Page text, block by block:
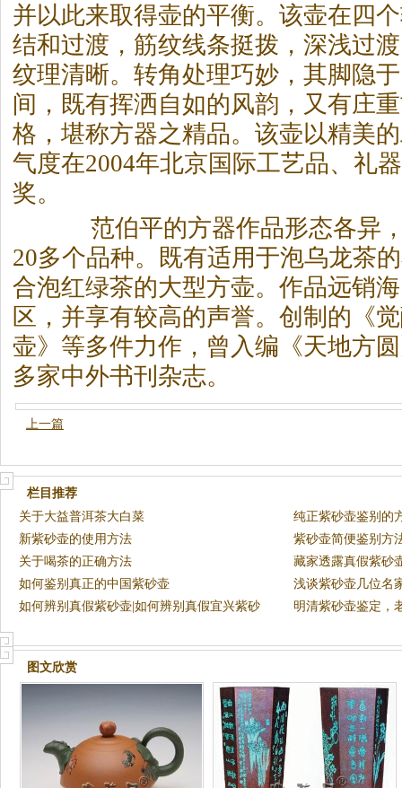
并以此来取得壶的平衡。该壶在四
结和过渡，筋纹线条挺拨，深浅过
纹理清晰。转角处理巧妙，其脚隐
间，既有挥洒自如的风韵，又有庄
格，堪称方器之精品。该壶以精美
气度在2004年北京国际工艺品、礼
奖。
范伯平的方器作品形态各异，
20多个品种。既有适用于泡乌龙茶
合泡红绿茶的大型方壶。作品远销
区，并享有较高的声誉。创制的《
壶》等多件力作，曾入编《天地方
多家中外书刊杂志。
上一篇
栏目推荐
关于大益普洱茶大白菜
纯正紫砂壶鉴别的
新紫砂壶的使用方法
紫砂壶简便鉴别方
关于喝茶的正确方法
藏家透露真假紫砂
如何鉴别真正的中国紫砂壶
浅谈紫砂壶几位名
如何辨别真假紫砂壶|如何辨别真假宜兴紫砂
明清紫砂壶鉴定，
图文欣赏